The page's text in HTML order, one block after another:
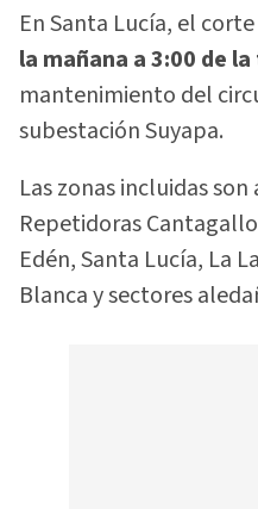
En Santa Lucía, el
la mañana a 3:00 de
mantenimiento del
subestación Suyapa.
Las zonas incluidas
Repetidoras
Edén, Santa Lucía, La
Blanca y sectores